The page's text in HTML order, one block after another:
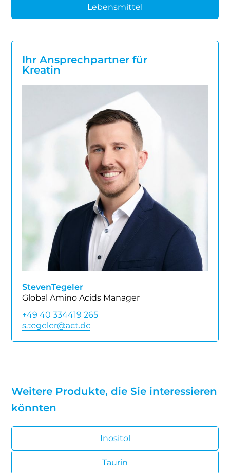
Lebensmittel
Ihr Ansprechpartner für
Kreatin
StevenTegeler
Global Amino Acids Manager
+49 40 334419 265
Weitere Produkte, die Sie interessieren
könnten
Inositol
Taurin